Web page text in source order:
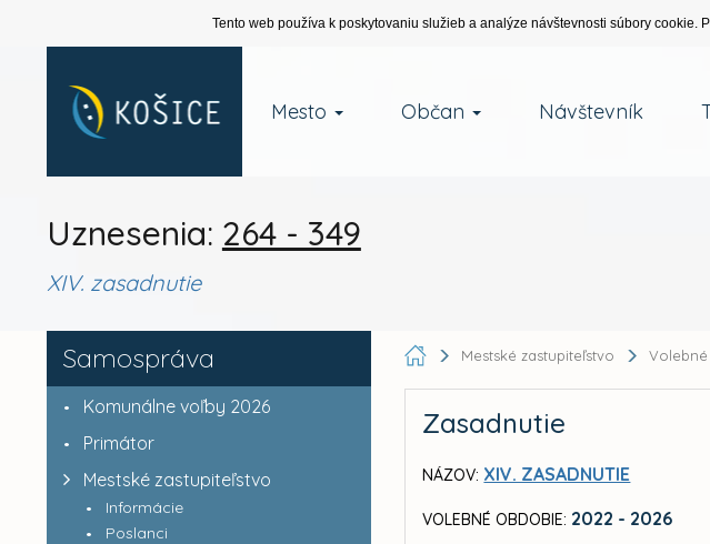
Tento web používa k poskytovaniu služieb a analýze návštevnosti súbory cookie.
Mesto Občan Návštevník
Uznesenia: 264 - 349
XIV. zasadnutie
Samospráva
Komunálne voľby 2026
Primátor
Mestské zastupiteľstvo
Informácie
Poslanci
Mestské zastupiteľstvo
Zasadnutie
NÁZOV: XIV. ZASADNUTIE
VOLEBNÉ OBDOBIE: 2022 - 2026